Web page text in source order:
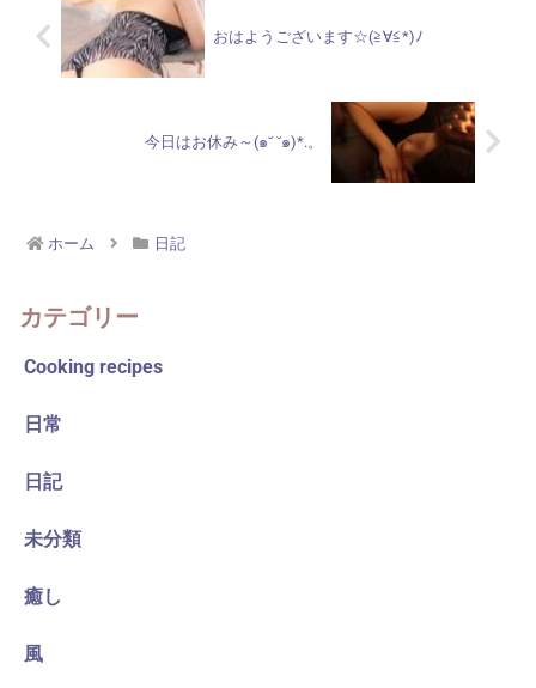
おはようございます☆(≧∀≦*)ﾉ
今日はお休み～(๑˘ ˘๑)*.。
ホーム 日記
カテゴリー
Cooking recipes
日常
日記
未分類
癒し
風